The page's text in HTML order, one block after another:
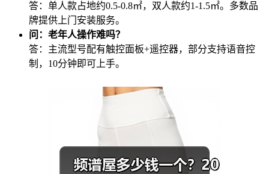
答：单人款占地约0.5-0.8㎡，双人款约1-1.5㎡。多数品
牌提供上门安装服务。
问：老年人操作难吗？
答：主流型号配有触控面板+遥控器，部分支持语音控
制，10分钟即可上手。